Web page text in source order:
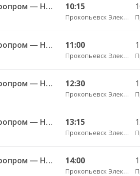
Прокопьевск АК Электропром — Новокузнецк АВ 151о 10:15
Прокопьевск Электропром
Прокопьевск АК Электропром — Новокузнецк АВ 151о 11:00
Прокопьевск Электропром
Прокопьевск АК Электропром — Новокузнецк АВ 151о 12:30
Прокопьевск Электропром
Прокопьевск АК Электропром — Новокузнецк АВ 151о 13:15
Прокопьевск Электропром
Прокопьевск АК Электропром — Новокузнецк АВ 151о 14:00
Прокопьевск Электропром